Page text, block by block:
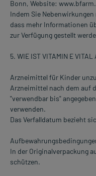
Bonn, Website:
Indem Sie
dass mehr Informationen
zur Verfügung gestellt
5. WIE IST VITAMIN E VITAL
Arzneimittel für Kinder
Arzneimittel nach dem auf
"verwendbar bis"
verwenden.
Das Verfalldatum bezieht
In der Originalverpackung
schützen.